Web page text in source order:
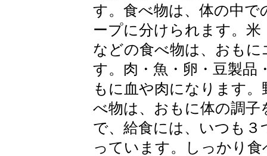
す。食べ物は、体の中
ープに分けられます。
などの食べ物は、おも
す。肉・魚・卵・豆製品
もに血や肉になります
べ物は、おもに体の調
で、給食には、いつも
っています。しっかり